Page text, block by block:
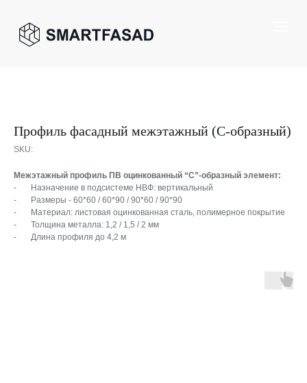
Профиль фасадный межэтажный (С-образный)
SKU:
Межэтажный профиль ПВ оцинкованный “С”-образный элемент:
- Назначение в подсистеме НВФ: вертикальный
- Размеры - 60*60 / 60*90 / 90*60 / 90*90
- Материал: листовая оцинкованная сталь, полимерное покрытие
- Толщина металла: 1,2 / 1,5 / 2 мм
- Длина профиля до 4,2 м